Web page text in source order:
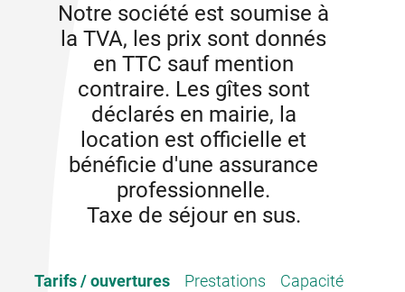
Notre société est soumise à
la TVA, les prix sont donnés
en TTC sauf mention
contraire. Les gîtes sont
déclarés en mairie, la
location est officielle et
bénéficie d'une assurance
professionnelle.
Taxe de séjour en sus.
Tarifs / ouvertures Prestations Capacité